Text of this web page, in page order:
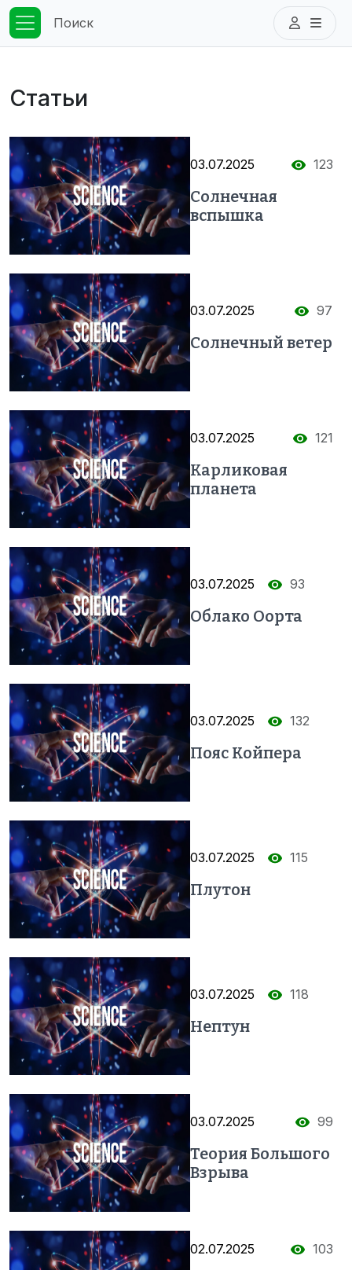
Поиск
Статьи
03.07.2025 123
Солнечная
вспышка
03.07.2025 97
Солнечный ветер
03.07.2025 121
Карликовая
планета
03.07.2025 93
Облако Оорта
03.07.2025 132
Пояс Койпера
03.07.2025 115
Плутон
03.07.2025 118
Нептун
03.07.2025 99
Теория Большого
Взрыва
02.07.2025 103